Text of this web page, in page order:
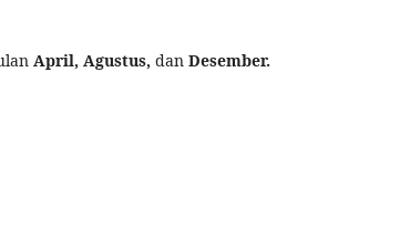
April, Agustus, dan Desember.